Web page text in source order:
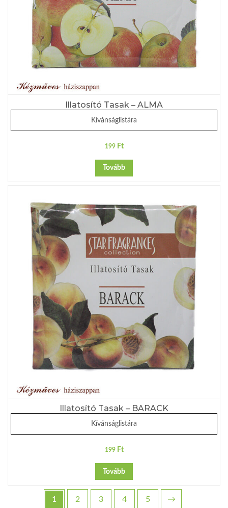
Illatosító Tasak – ALMA
Kívánságlistára
199 Ft
Tovább
Illatosító Tasak – BARACK
Kívánságlistára
199 Ft
Tovább
1 2 3 4 5 →